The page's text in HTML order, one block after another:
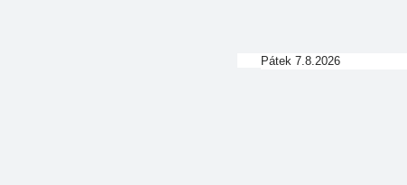
Pátek 7.8.2026